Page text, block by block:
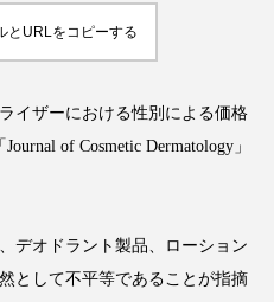
都市型スパ――身近なウェルネ
2026.08.06
とURLをコピーする
イザーにおける性別による価格
Journal of Cosmetic Dermatology 」
デオドラント製品、ローション
として不平等であることが指摘